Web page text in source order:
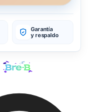
Garantía
y respaldo